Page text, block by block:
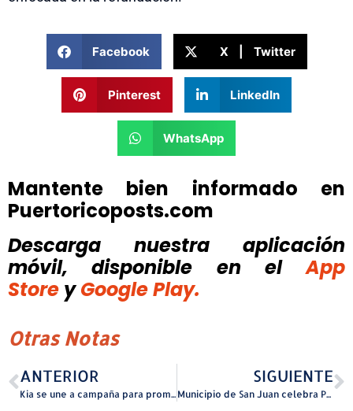
Facebook X | Twitter
Pinterest LinkedIn
WhatsApp
Mantente bien informado en
Puertoricoposts.com
Descarga nuestra aplicación
móvil, disponible
en el
App
Store y Google Play.
Otras Notas
ANTERIOR
Kia se une a campaña para promover la seguridad infantil
SIGUIENTE
Municipio de San Juan celebra Primeras Olimpiadas para Personas Sin Hogar